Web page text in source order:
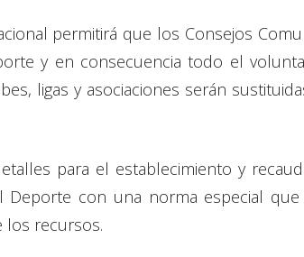
permitirá que los Consejos
y en consecuencia todo el
ligas y asociaciones serán
para el establecimiento y
con una norma especial que
los recursos.